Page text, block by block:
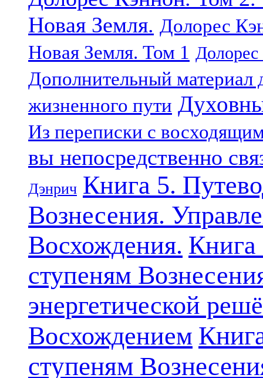
Новая Земля. Долорес
Новая Земля. Том 1
Дополнительный материал
жизненного пути
Из переписки с
вы непосредственно
Дэнрич Книга 5.
Вознесения.
Восхождения. Книга
ступеням
энергетической
Восхождением
ступеням